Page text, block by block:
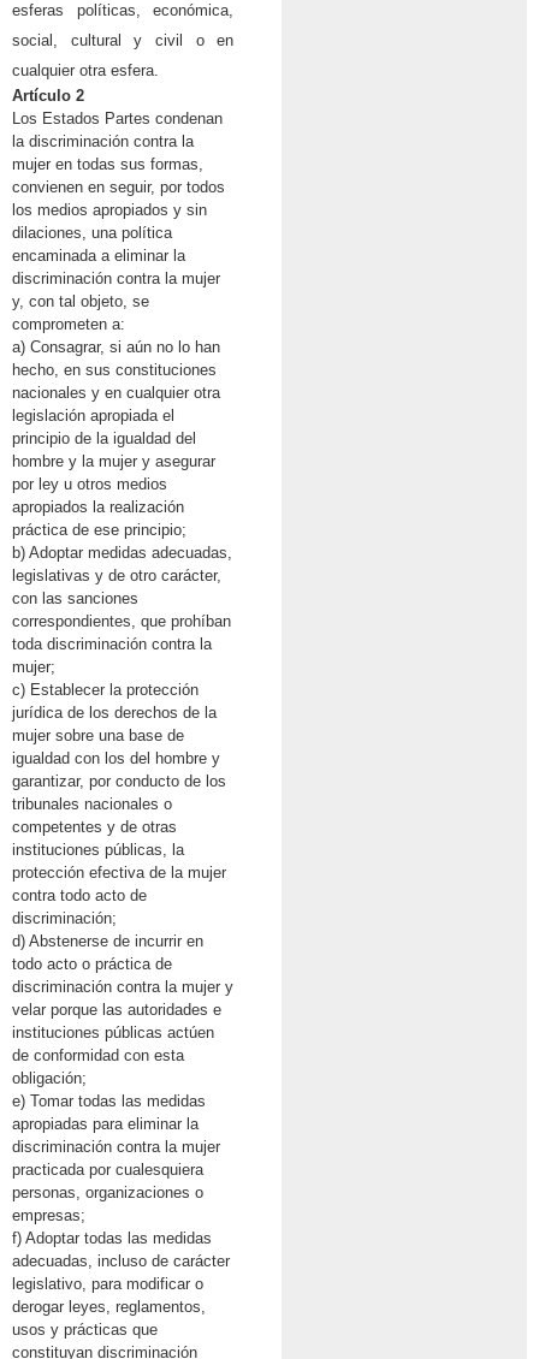
esferas políticas, económica,
social, cultural y civil o en
cualquier otra esfera.
Artículo 2
Los Estados Partes condenan
la discriminación contra la
mujer en todas sus formas,
convienen en seguir, por todos
los medios apropiados y sin
dilaciones, una política
encaminada a eliminar la
discriminación contra la mujer
y, con tal objeto, se
comprometen a:
a) Consagrar, si aún no lo han
hecho, en sus constituciones
nacionales y en cualquier otra
legislación apropiada el
principio de la igualdad del
hombre y la mujer y asegurar
por ley u otros medios
apropiados la realización
práctica de ese principio;
b) Adoptar medidas adecuadas,
legislativas y de otro carácter,
con las sanciones
correspondientes, que prohíban
toda discriminación contra la
mujer;
c) Establecer la protección
jurídica de los derechos de la
mujer sobre una base de
igualdad con los del hombre y
garantizar, por conducto de los
tribunales nacionales o
competentes y de otras
instituciones públicas, la
protección efectiva de la mujer
contra todo acto de
discriminación;
d) Abstenerse de incurrir en
todo acto o práctica de
discriminación contra la mujer y
velar porque las autoridades e
instituciones públicas actúen
de conformidad con esta
obligación;
e) Tomar todas las medidas
apropiadas para eliminar la
discriminación contra la mujer
practicada por cualesquiera
personas, organizaciones o
empresas;
f) Adoptar todas las medidas
adecuadas, incluso de carácter
legislativo, para modificar o
derogar leyes, reglamentos,
usos y prácticas que
constituyan discriminación